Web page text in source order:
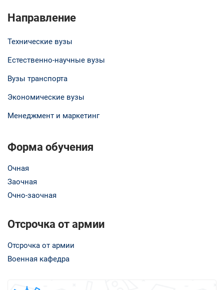
Направление
Технические вузы
Естественно-научные вузы
Вузы транспорта
Экономические вузы
Менеджмент и маркетинг
Форма обучения
Очная
Заочная
Очно-заочная
Отсрочка от армии
Отсрочка от армии
Военная кафедра